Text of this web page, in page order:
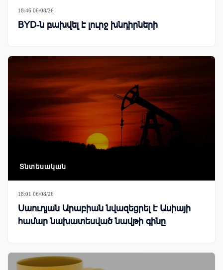
18:46 06/08/26
BYD-ն բախվել է լուրջ խնդիրների
Տնտեսական
18:01 06/08/26
Սաուդյան Արաբիան նվազեցրել է Ասիայի
համար նախատեսված նավթի գինը